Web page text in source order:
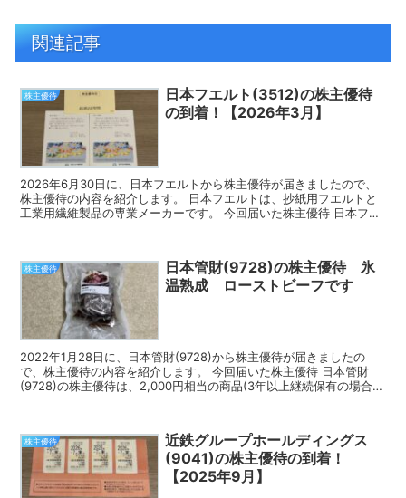
関連記事
株主優待
日本フエルト(3512)の株主優待
の到着！【2026年3月】
2026年6月30日に、日本フエルトから株主優待が届きましたので、
株主優待の内容を紹介します。 日本フエルトは、抄紙用フエルトと
工業用繊維製品の専業メーカーです。 今回届いた株主優待 日本フエ
株主優待
日本管財(9728)の株主優待 氷
温熟成 ローストビーフです
2022年1月28日に、日本管財(9728)から株主優待が届きましたの
で、株主優待の内容を紹介します。 今回届いた株主優待 日本管財
(9728)の株主優待は、2,000円相当の商品(3年以上継続保有の場合
株主優待
近鉄グループホールディングス
(9041)の株主優待の到着！
【2025年9月】